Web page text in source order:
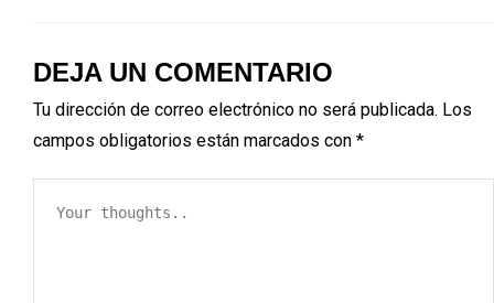
DEJA UN COMENTARIO
Tu dirección de correo electrónico no será publicada. Los
campos obligatorios están marcados con *